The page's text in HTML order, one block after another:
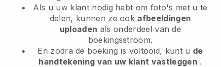
Als u uw klant nodig hebt om foto's met u te
delen, kunnen ze ook afbeeldingen
uploaden als onderdeel van de
boekingsstroom.
En zodra de boeking is voltooid, kunt u de
handtekening van uw klant vastleggen .